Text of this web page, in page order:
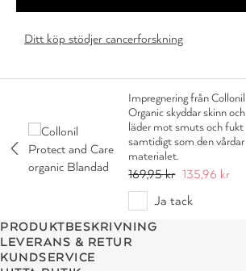
Ditt köp stödjer cancerforskning
Impregnering från Collonil
Organic skyddar skinn och
läder mot smuts och fukt
samtidigt som den vårdar
materialet.
169,95 kr 135,96 kr
Ja tack
PRODUKTBESKRIVNING
LEVERANS & RETUR
KUNDSERVICE